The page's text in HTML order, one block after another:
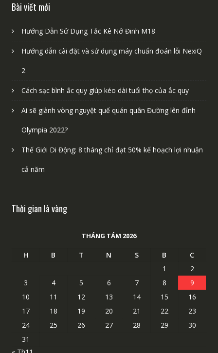
Bài viết mới
Hướng Dẫn Sử Dụng Tắc Kê Nở Đinh M18
Hướng dẫn cài đặt và sử dụng máy chuẩn đoán lỗi NexiQ
2
Cách sạc bình ắc quy giúp kéo dài tuổi thọ của ắc quy
Ai sẽ giành vòng nguyệt quế quán quân Đường lên đỉnh
Olympia 2022?
Thế Giới Di Động: 8 tháng chỉ đạt 50% kế hoạch lợi nhuận
cả năm
Thời gian là vàng
THÁNG TÁM 2026
H B T N S B
C
1
2
3
4 5 6 7 8
9
10
11 12 13 14 15
16
17
18 19 20 21 22
23
24
25 26 27 28 29
30
31